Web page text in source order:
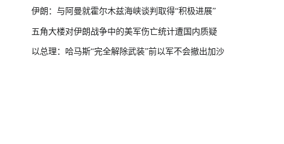
伊朗：与阿曼就霍尔木兹海峡谈判取得“积极进展”
五角大楼对伊朗战争中的美军伤亡统计遭国内质疑
以总理：哈马斯“完全解除武装”前以军不会撤出加沙